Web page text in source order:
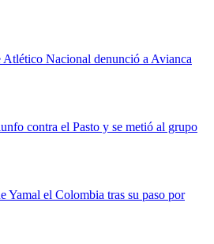
Nacional denunció a Avianca
contra el Pasto y se metió al grupo
Yamal el Colombia tras su paso por